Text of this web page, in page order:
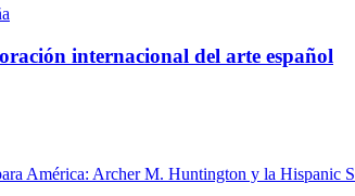
internacional del arte español